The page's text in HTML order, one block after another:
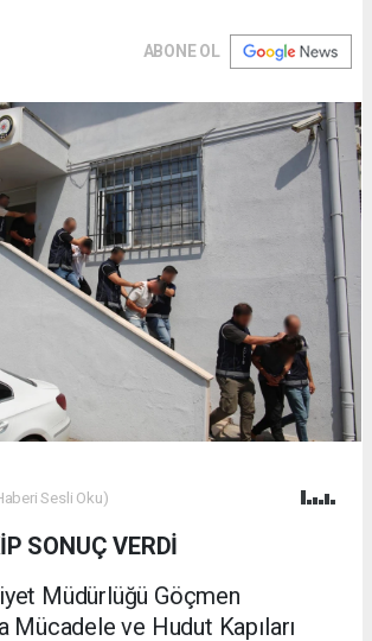
ABONE OL
Sesli Oku)
SONUÇ VERDİ
Müdürlüğü Göçmen
Mücadele ve Hudut Kapıları